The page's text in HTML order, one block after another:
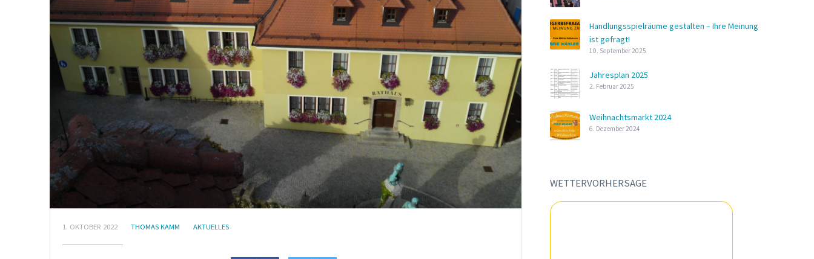
1. OKTOBER 2022 THOMAS KAMM AKTUELLES
Handlungsspielräume gestalten – Ihre Meinung
ist gefragt!
10. September 2025
Jahresplan 2025
2. Februar 2025
Weihnachtsmarkt 2024
6. Dezember 2024
WETTERVORHERSAGE